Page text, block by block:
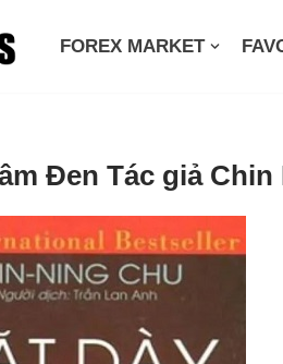
FOREX MARKET
Đen Tác giả